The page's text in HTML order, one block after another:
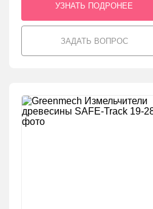
УЗНАТЬ ПОДРОНЕЕ
ЗАДАТЬ ВОПРОС